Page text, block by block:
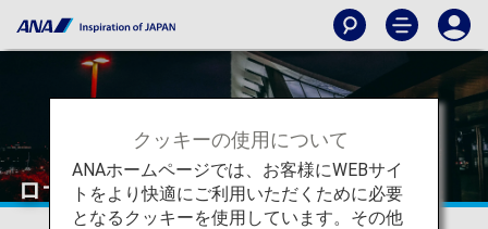
ロサンゼルス国際空港
クッキーの使用について
ANAホームページでは、お客様にWEBサイ
トをより快適にご利用いただくために必要
となるクッキーを使用しています。その他